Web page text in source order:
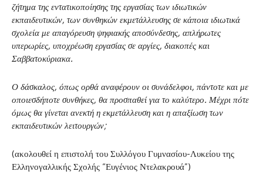
ζήτημα της εντατικοποίησης της εργασίας των ιδιωτικών
εκπαιδευτικών, των συνθηκών εκμετάλλευσης σε κάποια ιδιωτικά
σχολεία με απαγόρευση ψηφιακής αποσύνδεσης, απλήρωτες
υπερωρίες, υποχρέωση εργασίας σε αργίες, διακοπές και
Σαββατοκύριακα.
Ο δάσκαλος, όπως ορθά αναφέρουν οι συνάδελφοι, πάντοτε και με
οποιεσδήποτε συνθήκες, θα προσπαθεί για το καλύτερο. Μέχρι πότε
όμως θα γίνεται ανεκτή η εκμετάλλευση και η απαξίωση των
εκπαιδευτικών λειτουργών;
(ακολουθεί η επιστολή του Συλλόγου Γυμνασίου-Λυκείου της
Ελληνογαλλικής Σχολής “Ευγένιος Ντελακρουά”)